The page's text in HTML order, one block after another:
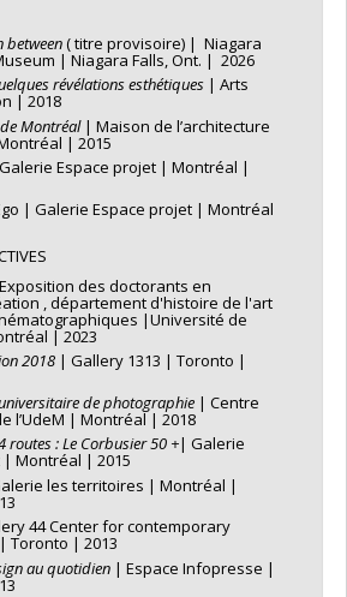
between( titre provisoire) | Niagara
| Niagara Falls, Ont. | 2026
révélations esthétiques | Arts
| 2018
Montréal| Maison de l’architecture
| 2015
Espace projet | Montréal |
| Galerie Espace projet | Montréal
des doctorants en
, département d'histoire de l'art
|Université de
| 2023
2018 | Gallery 1313 | Toronto |
de photographie | Centre
l’UdeM | Montréal | 2018
routes : Le Corbusier 50 +| Galerie
| Montréal | 2015
les territoires | Montréal |
44 Center for contemporary
Toronto | 2013
au quotidien | Espace Infopresse |